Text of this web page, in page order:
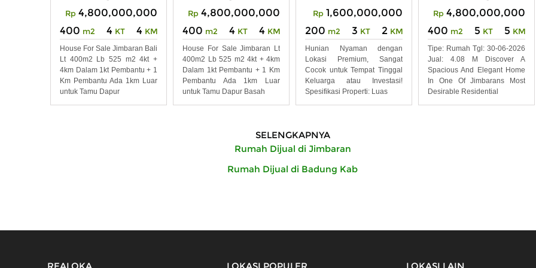
Rp 4,800,000,000
400 m2 4 KT 4 KM
House For Sale Jimbaran Bali
Lt 400m2 Lb 525 m2 4kt +
4km Dalam 1kt Pembantu + 1
Km Pembantu Ada 1km Luar
untuk Tamu Dapur
Rp 4,800,000,000
400 m2 4 KT 4 KM
House For Sale Jimbaran Lt
400m2 Lb 525 m2 4kt + 4km
Dalam 1kt Pembantu + 1 Km
Pembantu Ada 1km Luar
untuk Tamu Dapur Basah
Rp 1,600,000,000
200 m2 3 KT 2 KM
Hunian Nyaman dengan
Lokasi Premium, Sangat
Cocok untuk Tempat Tinggal
Keluarga atau Investasi!
Spesifikasi Properti: Luas
Rp 4,800,000,000
400 m2 5 KT 5 KM
Tipe: Rumah Tgl: 30-06-2026
Jual: 4.08 M Discover A
Spacious And Elegant Home
In One Of Jimbarans Most
Desirable Residential
SELENGKAPNYA
Rumah Dijual di Jimbaran
Rumah Dijual di Badung Kab